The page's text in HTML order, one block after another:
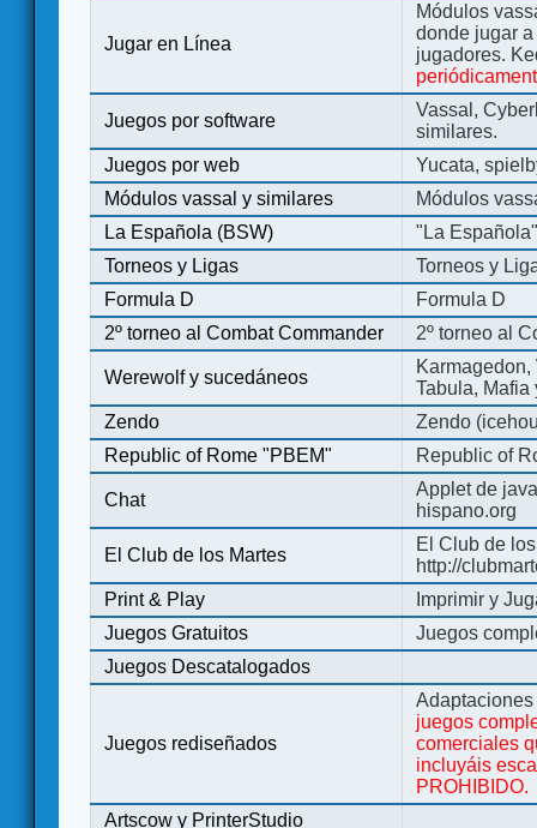
Jugar en Línea
Módulos
donde jugar
jugadores.
Juegos por software
Vassal,
similares.
Juegos por web
Yucata,
Módulos vassal y similares
Módulos
La Española (BSW)
"La
Torneos y Ligas
Torneos y
Formula D
Formula D
2º torneo al Combat Commander
2º torneo al
Werewolf y sucedáneos
Tabula, Mafia
Zendo
Zendo
Republic of Rome "PBEM"
Republic of
Chat
Applet de
hispano.org
El Club de los Martes
El Club de
http://
Print & Play
Imprimir y
Juegos Gratuitos
Juegos
Juegos Descatalogados
Juegos rediseñados
juegos
comerciales
incluyáis
PROHIBIDO.
Artscow y PrinterStudio